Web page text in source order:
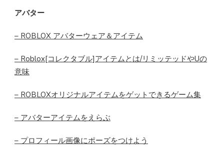
アバター
– ROBLOX アバターウェア＆アイテム
– Roblox[コレクタブル]アイテムとは/リミッテッドやUの
意味
– ROBLOXオリジナルアイテムをゲットできるゲーム集
– アバターアイテムをえらぶ
– プロフィール画像にポーズをつけよう